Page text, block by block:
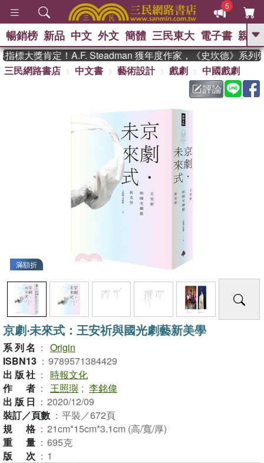
5
GO
熱搜： 東野圭吾 、 高希均教授回憶錄
父親節 、 花開錦
方念華 、 台灣的
李登輝時代 、 數學女孩：黎曼猜想
偉大的迷走神經
群喵 、 臺灣漫遊錄
暢銷榜 新品 中文 外文 簡體 三民東大 電子書 親子
大獎肯定！A.F. Steadman 獲年度作家，《史坎德》系列帶
三民網路書店
中文書 藝術設計 戲劇
中國戲劇
評論
滿額折
京劇‧未來式：王安祈與國光劇藝新美學
系列名 ： Origin
ISBN13 ： 9789571384429
出版社 ：
時報文化
作者 ： 王照璵 ; 李銘偉
出版日 ： 2020/12/09
裝訂／頁數 ： 平裝／672頁
規格 ： 21cm*15cm*3.1cm (高/寬/厚)
重量 ： 695克
版次 ： 1